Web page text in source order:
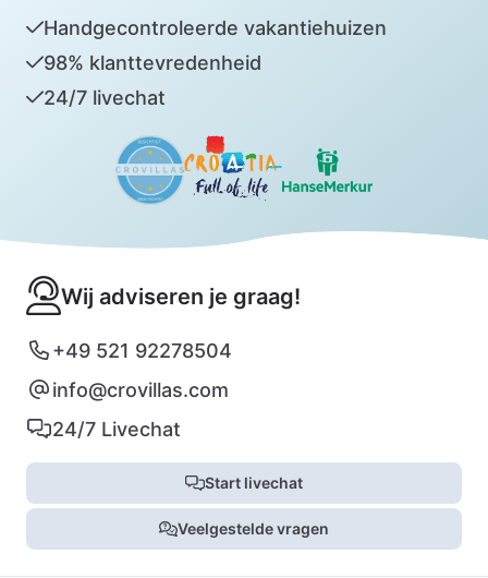
Handgecontroleerde vakantiehuizen
98% klanttevredenheid
24/7 livechat
Wij adviseren je graag!
+49 521 92278504
info@crovillas.com
24/7 Livechat
Start livechat
Veelgestelde vragen